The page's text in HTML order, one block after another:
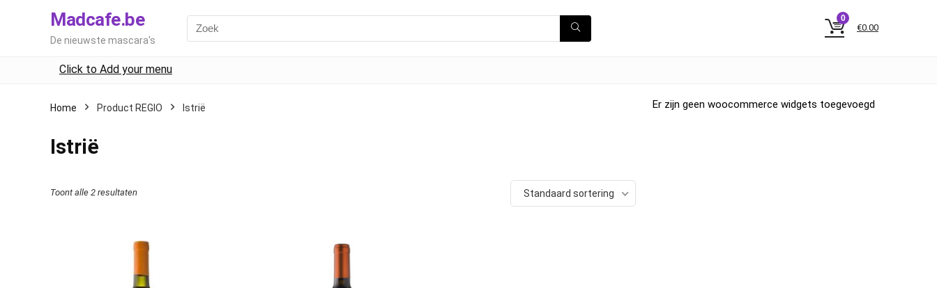
Madcafe.be
De nieuwste mascara's
0
€0.00
Click to Add your menu
Home Product REGIO Istrië
Istrië
Toont alle 2 resultaten Standaard sortering
Er zijn geen woocommerce widgets toegevoegd